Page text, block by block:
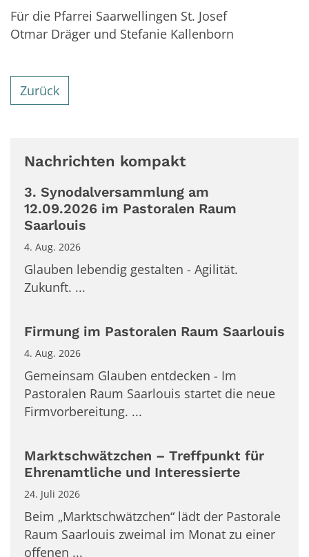
Für die Pfarrei Saarwellingen St. Josef
Otmar Dräger und Stefanie Kallenborn
Zurück
Nachrichten kompakt
3. Synodalversammlung am
12.09.2026 im Pastoralen Raum
Saarlouis
4. Aug. 2026
Glauben lebendig gestalten - Agilität.
Zukunft. ...
Firmung im Pastoralen Raum Saarlouis
4. Aug. 2026
Gemeinsam Glauben entdecken - Im
Pastoralen Raum Saarlouis startet die neue
Firmvorbereitung. ...
Marktschwätzchen – Treffpunkt für
Ehrenamtliche und Interessierte
24. Juli 2026
Beim „Marktschwätzchen“ lädt der Pastorale
Raum Saarlouis zweimal im Monat zu einer
offenen ...